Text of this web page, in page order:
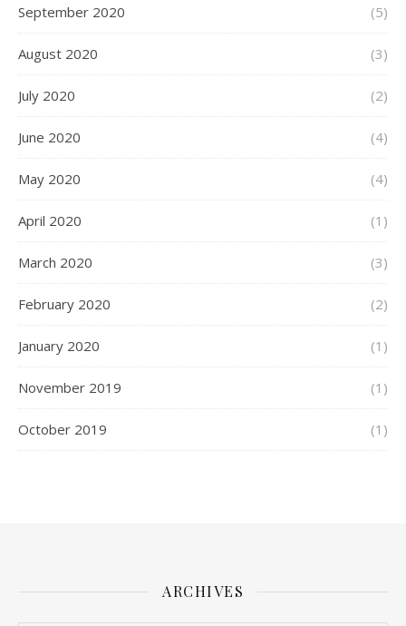
September 2020 (5)
August 2020 (3)
July 2020 (2)
June 2020 (4)
May 2020 (4)
April 2020 (1)
March 2020 (3)
February 2020 (2)
January 2020 (1)
November 2019 (1)
October 2019 (1)
ARCHIVES